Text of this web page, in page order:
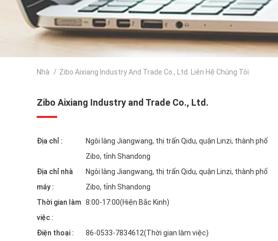
Nhà / Zibo Aixiang Industry And Trade Co., Ltd. Liên Hệ Chúng Tôi
Zibo Aixiang Industry and Trade Co., Ltd.
Địa chỉ :
Ngôi làng Jiangwang, thị trấn Qidu, quận Linzi, thành phố
Zibo, tỉnh Shandong
Địa chỉ nhà
máy :
Ngôi làng Jiangwang, thị trấn Qidu, quận Linzi, thành phố
Zibo, tỉnh Shandong
Thời gian làm
việc :
8:00-17:00(Hiện Bắc Kinh)
Điện thoại :
86-0533-7834612(Thời gian làm việc)